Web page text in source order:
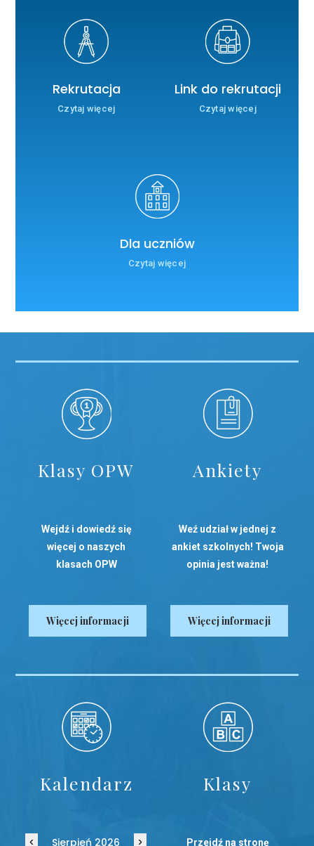
Rekrutacja
Czytaj więcej
Link do rekrutacji
Czytaj więcej
Dla uczniów
Czytaj więcej
Klasy OPW
Wejdź i dowiedź się
więcej o naszych
klasach OPW
Więcej informacji
Ankiety
Weź udział w jednej z
ankiet szkolnych! Twoja
opinia jest ważna!
Więcej informacji
Kalendarz
‹ Sierpień 2026 ›
Klasy
Przejdź na stronę